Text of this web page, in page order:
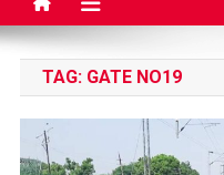
TAG: GATE NO19